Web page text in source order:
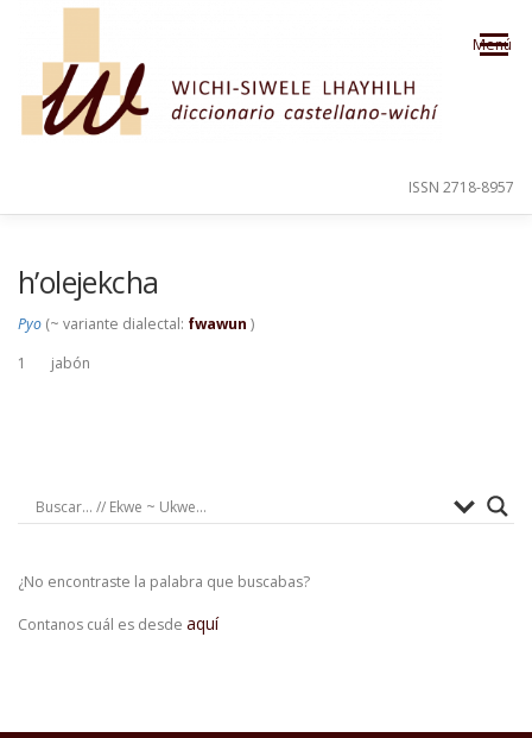
Saltar al contenido
Menú
ISSN 2718-8957
h’olejekcha
Pyo (~ variante dialectal: fwawun )
1
jabón
¿No encontraste la palabra que buscabas?
Contanos cuál es desde aquí